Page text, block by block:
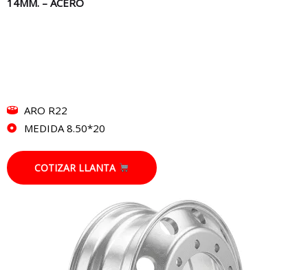
ARO R22
MEDIDA 8.50*20
COTIZAR LLANTA